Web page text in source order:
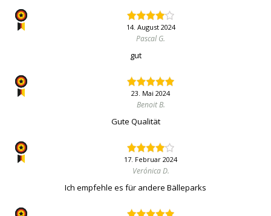
14. August 2024
Pascal G.
gut
23. Mai 2024
Benoit B.
Gute Qualität
17. Februar 2024
Verónica D.
Ich empfehle es für andere Bälleparks